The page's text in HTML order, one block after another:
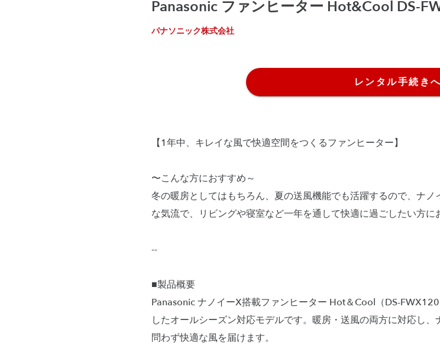
Panasonic ファンヒーター Hot&Cool DS-
パナソニック株式会社
レンタル手続きへ
【1年中、キレイな風で快適空間をつくるファンヒーター】
〜こんな方におすすめ～
冬の暖房としてはもちろん、夏の送風機能でも活躍するので、ナ
な気流で、リビングや寝室など一年を通して快適に過ごしたい方に
--
■製品概要
Panasonic ナノイーX搭載ファンヒーター Hot＆Cool（DS-
したオールシーズン対応モデルです。暖房・送風の両方に対応し
問わず快適な風を届けます。